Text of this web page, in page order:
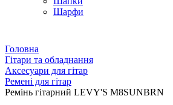
Шарфи
Головна
Гітари та обладнання
Аксесуари для гітар
Ремені для гітар
Ремінь гітарний LEVY'S M8SUNBRN